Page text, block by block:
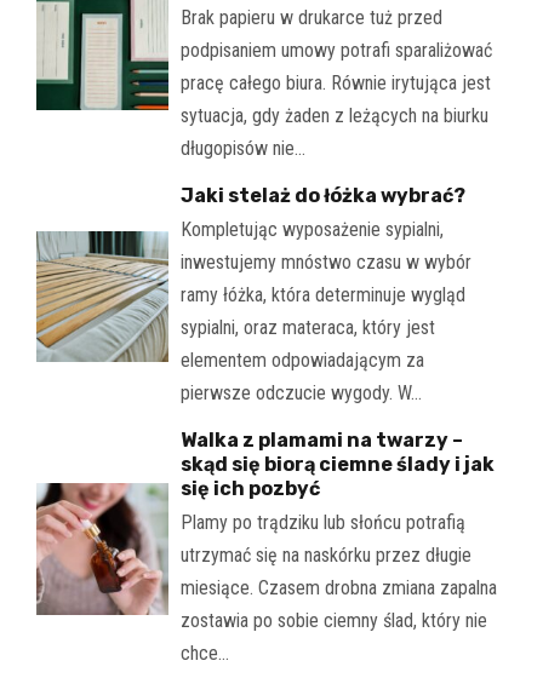
Brak papieru w drukarce tuż przed
podpisaniem umowy potrafi sparaliżować
pracę całego biura. Równie irytująca jest
sytuacja, gdy żaden z leżących na biurku
długopisów nie…
Jaki stelaż do łóżka wybrać?
Kompletując wyposażenie sypialni,
inwestujemy mnóstwo czasu w wybór
ramy łóżka, która determinuje wygląd
sypialni, oraz materaca, który jest
elementem odpowiadającym za
pierwsze odczucie wygody. W…
Walka z plamami na twarzy –
skąd się biorą ciemne ślady i jak
się ich pozbyć
Plamy po trądziku lub słońcu potrafią
utrzymać się na naskórku przez długie
miesiące. Czasem drobna zmiana zapalna
zostawia po sobie ciemny ślad, który nie
chce…